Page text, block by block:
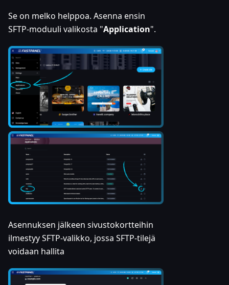
Se on melko helppoa. Asenna ensin
SFTP-moduuli valikosta "Application".
Asennuksen jälkeen sivustokortteihin
ilmestyy SFTP-valikko, jossa SFTP-tilejä
voidaan hallita